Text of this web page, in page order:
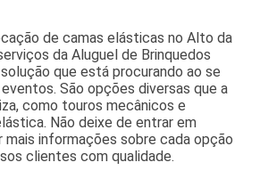
de camas elásticas no Alto da
da Aluguel de Brinquedos
que está procurando ao se
São opções diversas que a
como touros mecânicos e
Não deixe de entrar em
informações sobre cada opção
clientes com qualidade.